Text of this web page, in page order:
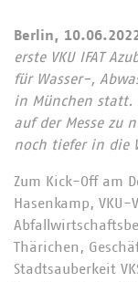
Berlin,
erste VKU IFAT
für Wasser-,
in München statt.
auf der Messe zu
noch tiefer in die
Zum Kick-Off am
Hasenkamp,
Thärichen,
Stadtsauberkeit